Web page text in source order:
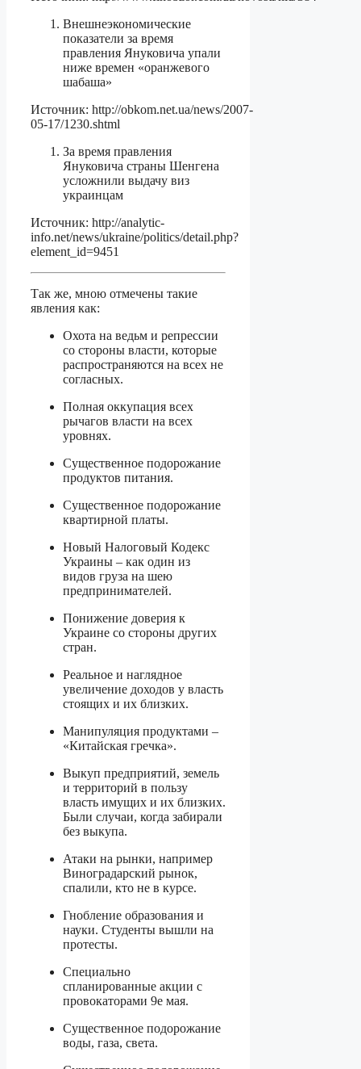
Внешнеэкономические
показатели за время
правления Януковича упали
ниже времен «оранжевого
шабаша»
Источник: http://obkom.net.ua/news/2007-
05-17/1230.shtml
За время правления
Януковича страны Шенгена
усложнили выдачу виз
украинцам
Источник: http://analytic-
info.net/news/ukraine/politics/detail.php?
element_id=9451
Так же, мною отмечены такие
явления как:
Охота на ведьм и репрессии
со стороны власти, которые
распространяются на всех не
согласных.
Полная оккупация всех
рычагов власти на всех
уровнях.
Существенное подорожание
продуктов питания.
Существенное подорожание
квартирной платы.
Новый Налоговый Кодекс
Украины – как один из
видов груза на шею
предпринимателей.
Понижение доверия к
Украине со стороны других
стран.
Реальное и наглядное
увеличение доходов у власть
стоящих и их близких.
Манипуляция продуктами –
«Китайская гречка».
Выкуп предприятий, земель
и территорий в пользу
власть имущих и их близких.
Были случаи, когда забирали
без выкупа.
Атаки на рынки, например
Виноградарский рынок,
спалили, кто не в курсе.
Гнобление образования и
науки. Студенты вышли на
протесты.
Специально
спланированные акции с
провокаторами 9е мая.
Существенное подорожание
воды, газа, света.